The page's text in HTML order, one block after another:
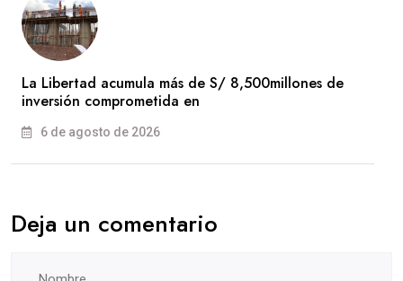
La Libertad acumula más de S/ 8,500millones de
inversión comprometida en
6 de agosto de 2026
Deja un comentario